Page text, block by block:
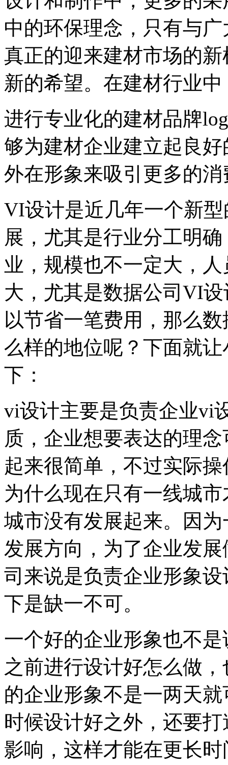
中的环保理念，只有与
真正的迎来建材市场的
新的希望。在建材行业
进行专业化的建材品牌
够为建材企业建立起良
外在形象来吸引更多的消
VI设计是近几年一个新
展，尤其是行业分工明
业，规模也不一定大，
大，尤其是数据公司VI
以节省一笔费用，那么
么样的地位呢？下面就
下：
vi设计主要是负责企业vi
质，企业想要表达的理
起来很简单，不过实际
为什么现在只有一线城
城市没有发展起来。因
发展方向，为了企业发
司来说是负责企业形象
下是缺一不可。
一个好的企业形象也不
之前进行设计好怎么做
的企业形象不是一两天
时候设计好之外，还要
影响，这样才能在更长